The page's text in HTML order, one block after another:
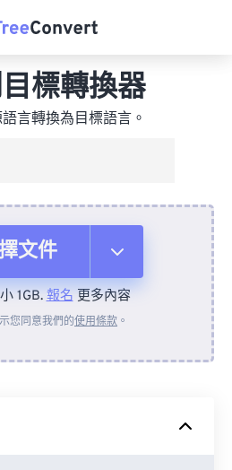
標轉換器
言轉換為目標語言。
文件
置
雲端硬碟
1GB.報名更多內容
您同意我們的使用條款 。